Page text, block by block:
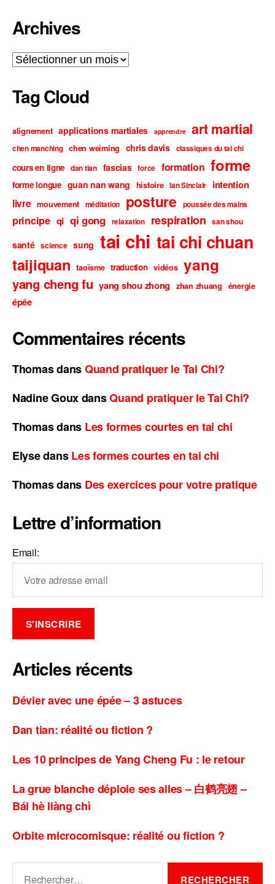
Archives
Archives
Tag Cloud
alignement applications martiales apprendre art martial
chen manching chen weiming chris davis classiques du tai chi
cours en ligne dan tian fascias force formation forme
forme longue guan nan wang histoire Ian Sinclair
intention
livre mouvement méditation posture poussée des mains
principe qi qi gong relaxation respiration san shou
santé science sung tai chi tai chi chuan
taijiquan taoïsme traduction vidéos yang
yang cheng fu yang shou zhong zhan zhuang énergie
épée
Commentaires récents
ThomasdansQuand pratiquer le Tai Chi?
Nadine GouxdansQuand pratiquer le Tai Chi?
Thomasdans Les formes courtes en tai chi
ElysedansLes formes courtes en tai chi
Thomasdans Des exercices pour votre pratique
Lettre d’information
Email:
Articles récents
Dévier avec une épée – 3 astuces
Dan tian: réalité ou fiction ?
Les 10 principes de Yang Cheng Fu : le retour
La grue blanche déploie ses ailes – 白鹤亮翅 –
Bái hè liàng chì
Orbite microcomisque: réalité ou fiction ?